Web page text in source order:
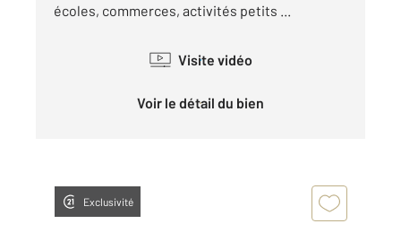
écoles, commerces, activités petits ...
Visite vidéo
Voir le détail du bien
Exclusivité